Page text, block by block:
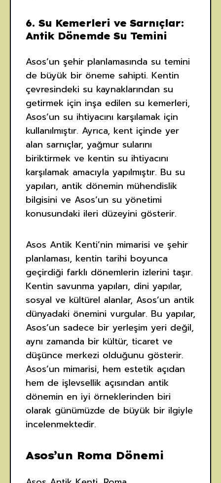
6.Su Kemerleri ve Sarnıçlar:
Antik Dönemde Su Temini
Asos’un şehir planlamasında su temini
de büyük bir öneme sahipti. Kentin
çevresindeki su kaynaklarından su
getirmek için inşa edilen su kemerleri,
Asos’un su ihtiyacını karşılamak için
kullanılmıştır. Ayrıca, kent içinde yer
alan sarnıçlar, yağmur sularını
biriktirmek ve kentin su ihtiyacını
karşılamak amacıyla yapılmıştır. Bu su
yapıları, antik dönemin mühendislik
bilgisini ve Asos’un su yönetimi
konusundaki ileri düzeyini gösterir.
Asos Antik Kenti’nin mimarisi ve şehir
planlaması, kentin tarihi boyunca
geçirdiği farklı dönemlerin izlerini taşır.
Kentin savunma yapıları, dini yapılar,
sosyal ve kültürel alanlar, Asos’un antik
dünyadaki önemini vurgular. Bu yapılar,
Asos’un sadece bir yerleşim yeri değil,
aynı zamanda bir kültür, ticaret ve
düşünce merkezi olduğunu gösterir.
Asos’un mimarisi, hem estetik açıdan
hem de işlevsellik açısından antik
dönemin en iyi örneklerinden biri
olarak günümüzde de büyük bir ilgiyle
incelenmektedir.
Asos’un Roma Dönemi